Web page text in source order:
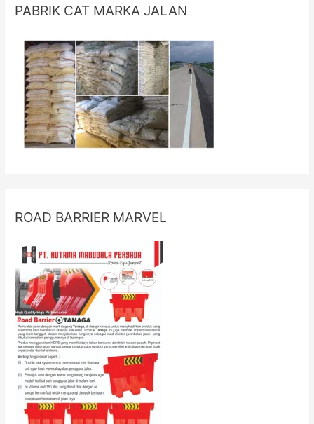
PABRIK CAT MARKA JALAN
ROAD BARRIER MARVEL